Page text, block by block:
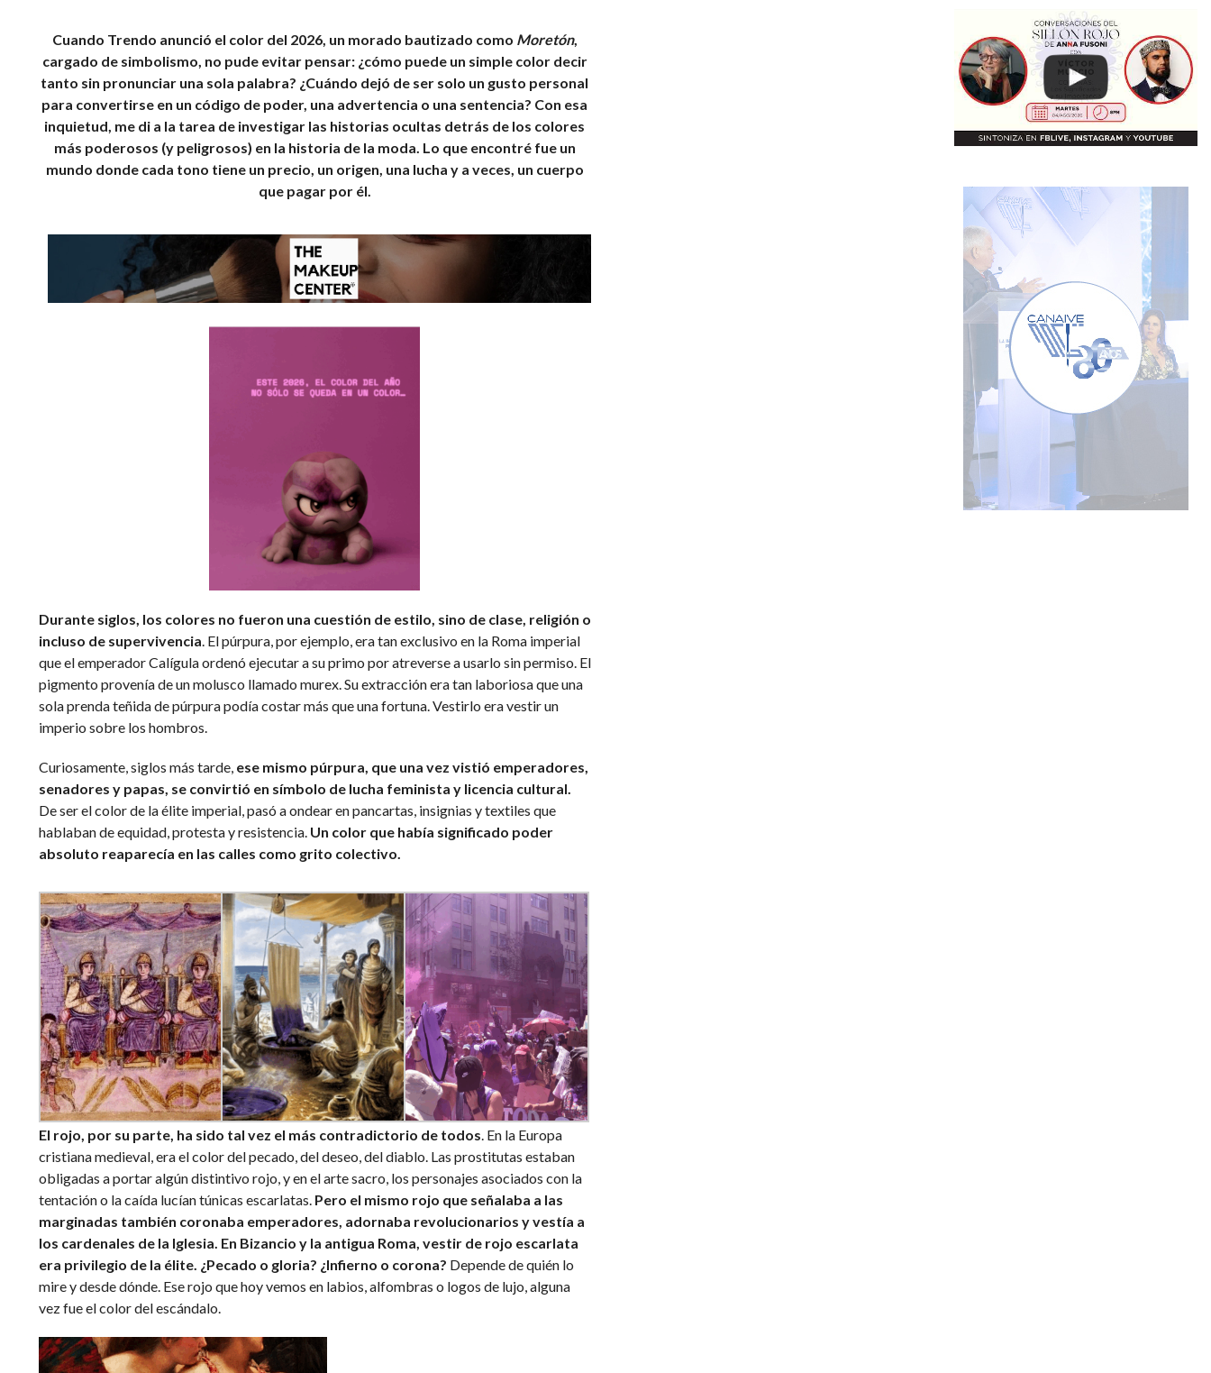
Cuando Trendo anunció el color del 2026, un morado bautizado como Moretón,
cargado de simbolismo, no pude evitar pensar: ¿cómo puede un simple color decir
tanto sin pronunciar una sola palabra? ¿Cuándo dejó de ser solo un gusto personal
para convertirse en un código de poder, una advertencia o una sentencia? Con esa
inquietud, me di a la tarea de investigar las historias ocultas detrás de los colores
más poderosos (y peligrosos) en la historia de la moda. Lo que encontré fue un
mundo donde cada tono tiene un precio, un origen, una lucha y a veces, un cuerpo
que pagar por él.
Durante siglos, los colores no fueron una cuestión de estilo, sino de clase, religión o
incluso de supervivencia . El púrpura, por ejemplo, era tan exclusivo en la Roma imperial
que el emperador Calígula ordenó ejecutar a su primo por atreverse a usarlo sin permiso. El
pigmento provenía de un molusco llamado murex. Su extracción era tan laboriosa que una
sola prenda teñida de púrpura podía costar más que una fortuna. Vestirlo era vestir un
imperio sobre los hombros.
Curiosamente, siglos más tarde, ese mismo púrpura, que una vez vistió emperadores,
senadores y papas, se convirtió en símbolo de lucha feminista y licencia cultural.
De ser el color de la élite imperial, pasó a ondear en pancartas, insignias y textiles que
hablaban de equidad, protesta y resistencia. Un color que había significado poder
absoluto reaparecía en las calles como grito colectivo.
El rojo, por su parte, ha sido tal vez el más contradictorio de todos. En la Europa
cristiana medieval, era el color del pecado, del deseo, del diablo. Las prostitutas estaban
obligadas a portar algún distintivo rojo, y en el arte sacro, los personajes asociados con la
tentación o la caída lucían túnicas escarlatas. Pero el mismo rojo que señalaba a las
marginadas también coronaba emperadores, adornaba revolucionarios y vestía a
los cardenales de la Iglesia. En Bizancio y la antigua Roma, vestir de rojo escarlata
era privilegio de la élite. ¿Pecado o gloria? ¿Infierno o corona? Depende de quién lo
mire y desde dónde. Ese rojo que hoy vemos en labios, alfombras o logos de lujo, alguna
vez fue el color del escándalo.